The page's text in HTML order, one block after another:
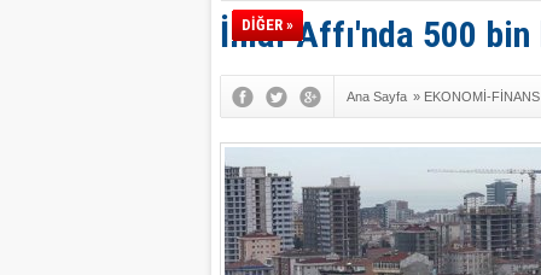
DİĞER »
İmar Affı'nda 500 bin
Ana Sayfa » EKONOMİ-FİNANS